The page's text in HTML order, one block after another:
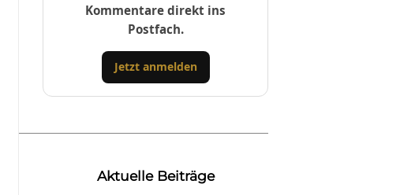
Kommentare direkt ins
Postfach.
Jetzt anmelden
Aktuelle Beiträge